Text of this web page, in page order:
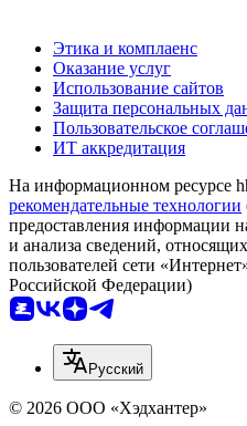
Этика и комплаенс
Оказание услуг
Использование сайтов
Защита персональных
Пользовательское
ИТ аккредитация
На информационном ресурсе
рекомендательные технологии
предоставления информации
и анализа сведений,
пользователей сети
Российской Федерации)
Русский
© 2026 ООО «Хэдхантер»